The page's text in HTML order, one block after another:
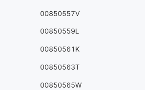
00850557V
00850559L
00850561K
00850563T
00850565W